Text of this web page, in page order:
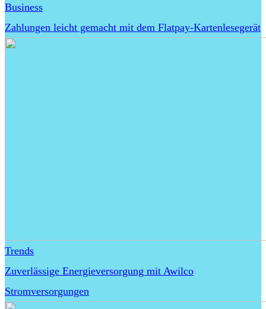
Business
Zahlungen leicht gemacht mit dem Flatpay-Kartenlesegerät
Trends
Zuverlässige Energieversorgung mit Awilco
Stromversorgungen